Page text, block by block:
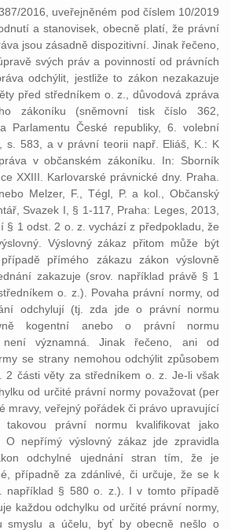
2016, uveřejněném pod číslem 10/2019
a stanovisek, obecně platí, že právní
jsou zásadně dispozitivní. Jinak řečeno,
svých práv a povinností od právních
odchýlit, jestliže to zákon nezakazuje
před středníkem o. z., důvodová zpráva
zákoníku (sněmovní tisk číslo 362,
Parlamentu České republiky, 6. volební
s. 583, a v právní teorii např. Eliáš, K.: K
v občanském zákoníku. In: Sborník
XXIII. Karlovarské právnické dny. Praha.
Melzer, F., Tégl, P. a kol., Občanský
Svazek I, § 1-117, Praha: Leges, 2013,
§ 1 odst. 2 o. z. vychází z předpokladu, že
Výslovný zákaz přitom může být
přímého zákazu zákon výslovně
zakazuje (srov. například právě § 1
o. z.). Povaha právní normy, od
odchylují (tj. zda jde o právní normu
kogentní anebo o právní normu
není významná. Jinak řečeno, ani od
se strany nemohou odchýlit způsobem
2 části věty za středníkem o. z. Je-li však
od určité právní normy považovat (per
mravy, veřejný pořádek či právo upravující
právní normu kvalifikovat jako
O nepřímý výslovný zákaz jde zpravidla
odchylné ujednání stran tím, že je
případně za zdánlivé, či určuje, že se k
například § 580 o. z.). I v tomto případě
každou odchylku od určité právní normy,
smyslu a účelu, byť by obecně nešlo o